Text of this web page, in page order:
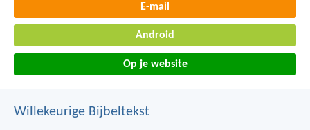
E-mail
Android
Op je website
Willekeurige Bijbeltekst